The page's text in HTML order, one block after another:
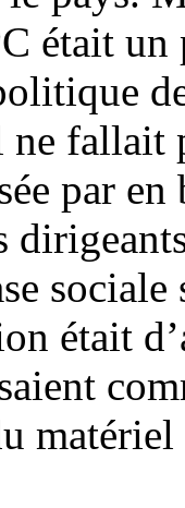
était
fallait
par
était